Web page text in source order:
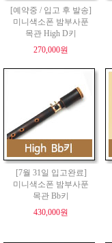
[예약중 / 입고 후 발송]
미니색소폰 밤부사푼
목관 High D키
270,000원
[7월 31일 입고완료]
미니색소폰 밤부사푼
목관 Bb키
430,000원